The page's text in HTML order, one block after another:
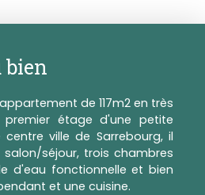
bien
de 117m2 en très
étage d'une petite
ville de Sarrebourg, il
séjour, trois chambres
d'eau fonctionnelle et bien
et une cuisine.